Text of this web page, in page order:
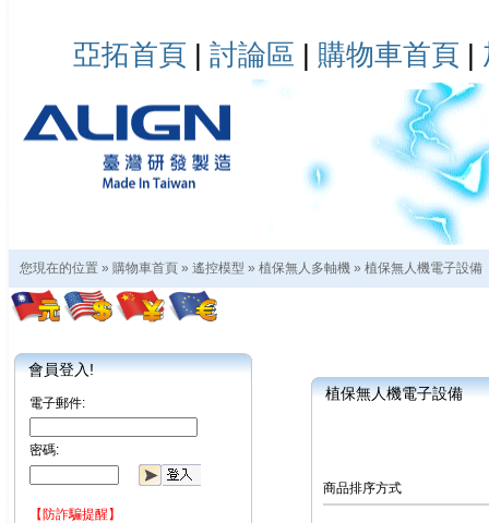
亞拓首頁 | 討論區 | 購物車首頁 |
您現在的位置 » 購物車首頁 » 遙控模型 » 植保無人多軸機 » 植保無人機電子設備
會員登入!
電子郵件:
密碼:
【防詐騙提醒】
植保無人機電子設備
商品排序方式